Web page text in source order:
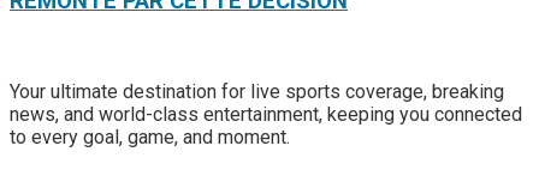
Your ultimate destination for live sports coverage, breaking
news, and world-class entertainment, keeping you connected
to every goal, game, and moment.